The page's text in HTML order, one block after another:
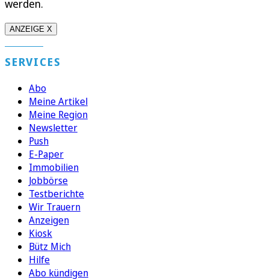
werden.
ANZEIGE X
SERVICES
Abo
Meine Artikel
Meine Region
Newsletter
Push
E-Paper
Immobilien
Jobbörse
Testberichte
Wir Trauern
Anzeigen
Kiosk
Bütz Mich
Hilfe
Abo kündigen